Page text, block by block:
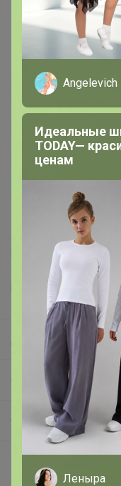
Цена за 2 шт.
бутылкам
163,4р
Для вас
Доставка ~
счет
После 14
Делая заказ, Вы
регламентом выкупа
Джилка
СП426 СИМА-ЛЕНД.
Обустройство сада
Описание
Angelevich
Идеальные
TODAY—
ценам
Леныра